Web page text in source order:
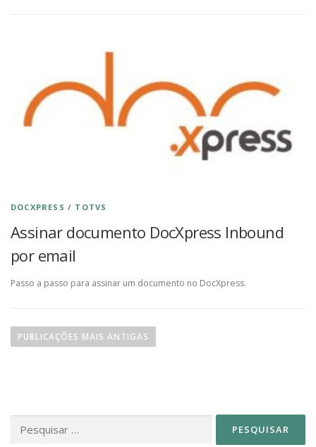
DOCXPRESS / TOTVS
Assinar documento DocXpress Inbound
por email
Passo a passo para assinar um documento no DocXpress.
aPUBLICAÇÕES MAIS ANTIGAS
por: